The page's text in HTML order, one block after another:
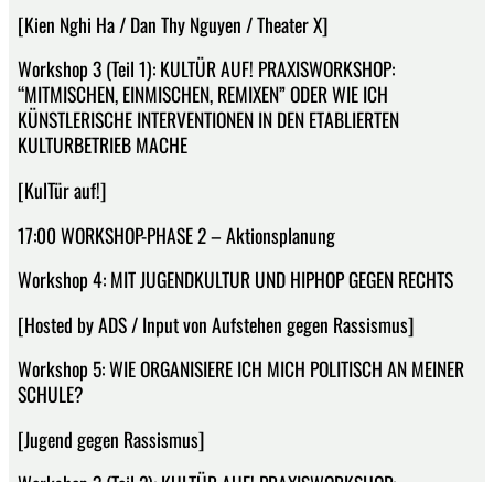
[Kien Nghi Ha / Dan Thy Nguyen / Theater X]
Workshop 3 (Teil 1): KULTÜR AUF! PRAXISWORKSHOP:
“MITMISCHEN, EINMISCHEN, REMIXEN” ODER WIE ICH
KÜNSTLERISCHE INTERVENTIONEN IN DEN ETABLIERTEN
KULTURBETRIEB MACHE
[KulTür auf!]
17:00 WORKSHOP-PHASE 2 – Aktionsplanung
Workshop 4: MIT JUGENDKULTUR UND HIPHOP GEGEN RECHTS
[Hosted by ADS / Input von Aufstehen gegen Rassismus]
Workshop 5: WIE ORGANISIERE ICH MICH POLITISCH AN MEINER
SCHULE?
[Jugend gegen Rassismus]